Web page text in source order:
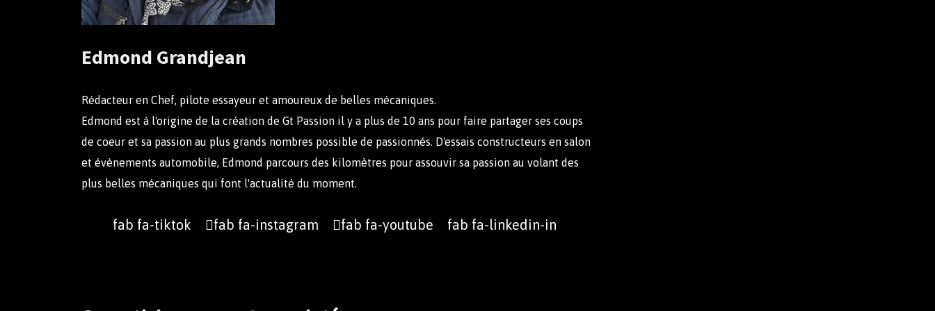
Edmond Grandjean
Rédacteur en Chef, pilote essayeur et amoureux de belles mécaniques.
Edmond est à l'origine de la création de Gt Passion il y a plus de 10 ans pour faire partager ses coups
de coeur et sa passion au plus grands nombres possible de passionnés. D'essais constructeurs en salon
et évènements automobile, Edmond parcours des kilomètres pour assouvir sa passion au volant des
plus belles mécaniques qui font l'actualité du moment.
fab fa-tiktok fab fa-instagram fab fa-youtube fab fa-linkedin-in